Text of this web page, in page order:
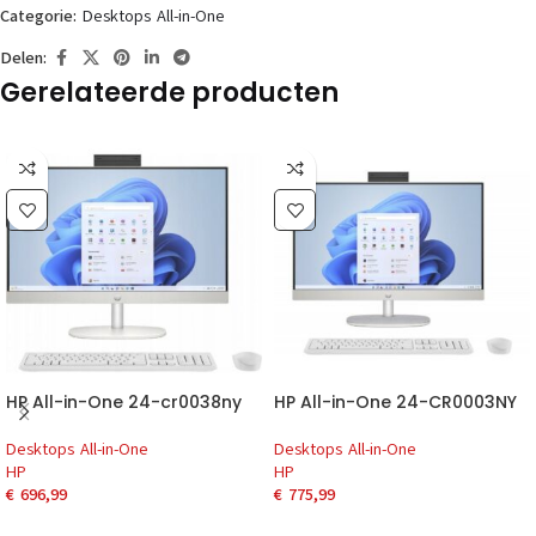
Categorie: Desktops All-in-One
Delen:
Gerelateerde producten
HP All-in-One 24-cr0038ny
Desktops All-in-One
HP
€ 696,99
HP All-in-One 24-CR0003NY
Desktops All-in-One
HP
€ 775,99